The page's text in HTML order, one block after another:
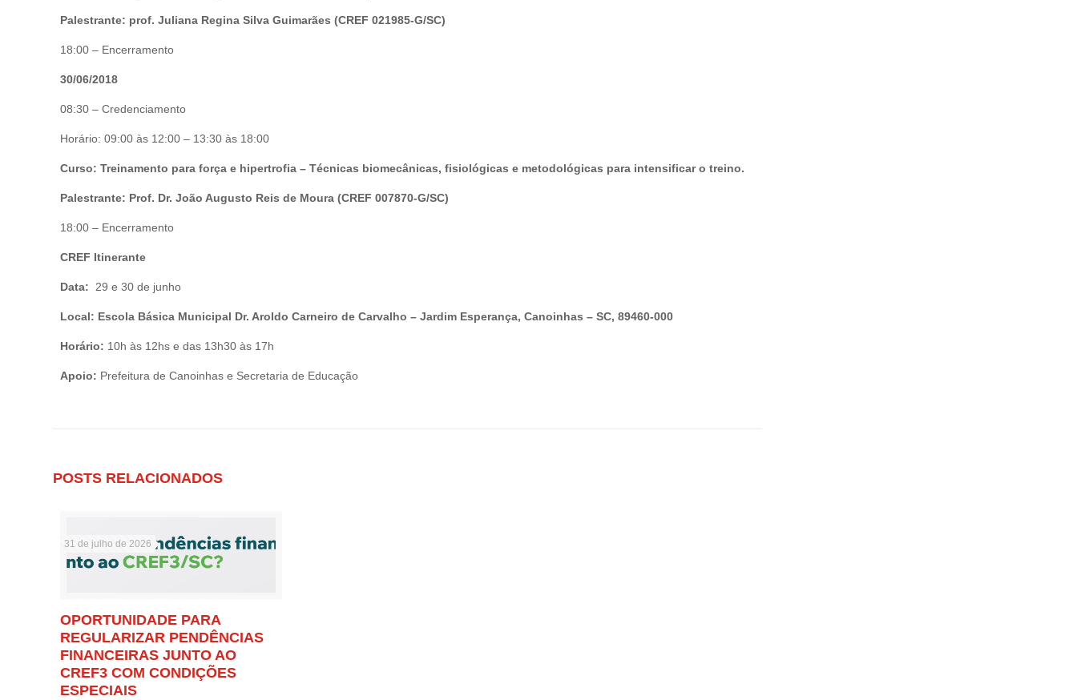
Palestrante: prof. Juliana Regina Silva Guimarães (CREF 021985-G/SC)
18:00 – Encerramento
30/06/2018
08:30 – Credenciamento
Horário: 09:00 às 12:00 – 13:30 às 18:00
Curso: Treinamento para força e hipertrofia – Técnicas biomecânicas, fisiológicas e metodológicas para intensificar o treino.
Palestrante: Prof. Dr. João Augusto Reis de Moura (CREF 007870-G/SC)
18:00 – Encerramento
CREF Itinerante
Data: 29 e 30 de junho
Local: Escola Básica Municipal Dr. Aroldo Carneiro de Carvalho – Jardim Esperança, Canoinhas – SC, 89460-000
Horário: 10h às 12hs e das 13h30 às 17h
Apoio: Prefeitura de Canoinhas e Secretaria de Educação
POSTS RELACIONADOS
31 de julho de 2026
OPORTUNIDADE PARA
REGULARIZAR PENDÊNCIAS
FINANCEIRAS JUNTO AO
CREF3 COM CONDIÇÕES
ESPECIAIS